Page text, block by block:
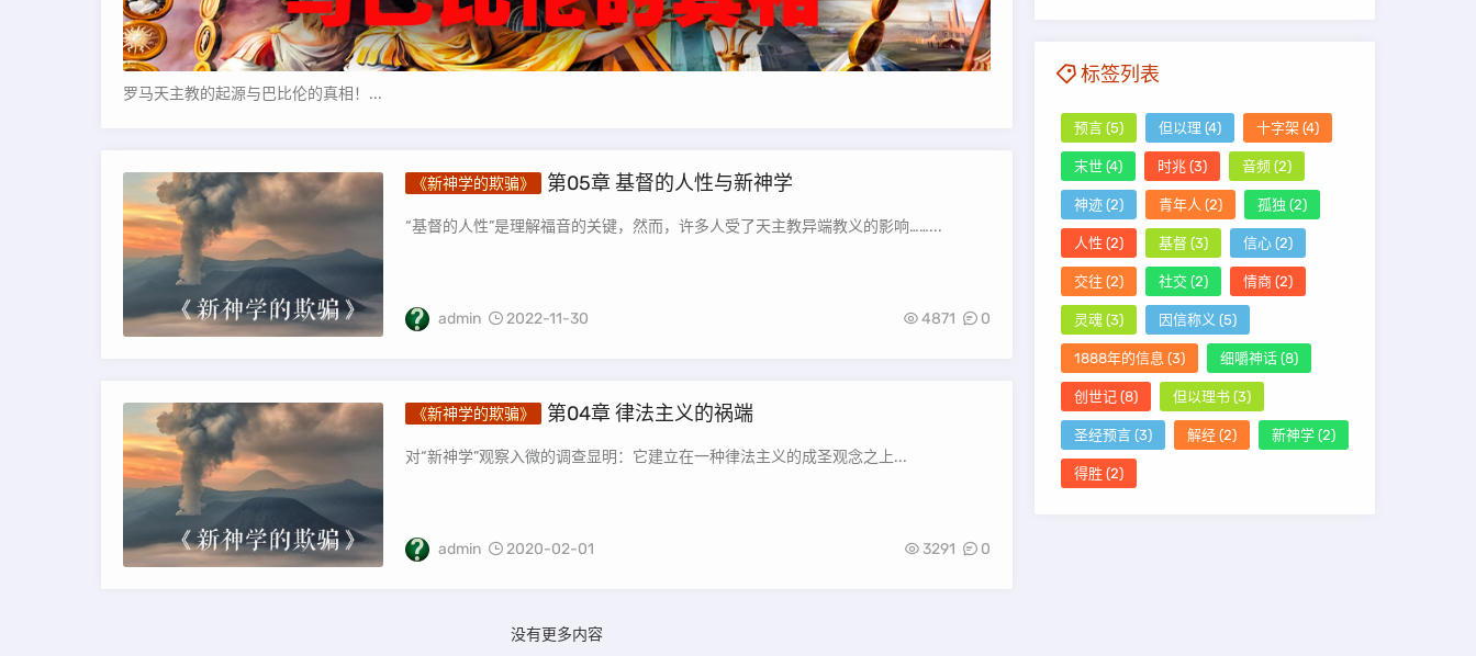
罗马天主教的起源与巴比伦的真相！...
《新神学的欺骗》 第05章 基督的人性与新神学
“基督的人性”是理解福音的关键，然而，许多人受了天主教异端教义的影响……...
admin 2022-11-30 4871 0
《新神学的欺骗》 第04章 律法主义的祸端
对“新神学”观察入微的调查显明：它建立在一种律法主义的成圣观念之上...
admin 2020-02-01 3291 0
没有更多内容
标签列表
预言 (5) 但以理 (4) 十字架 (4)
末世 (4) 时兆 (3) 音频 (2)
神迹 (2) 青年人 (2) 孤独 (2)
人性 (2) 基督 (3) 信心 (2)
交往 (2) 社交 (2) 情商 (2)
灵魂 (3) 因信称义 (5)
1888年的信息 (3) 细嚼神话 (8)
创世记 (8) 但以理书 (3)
圣经预言 (3) 解经 (2) 新神学 (2)
得胜 (2)